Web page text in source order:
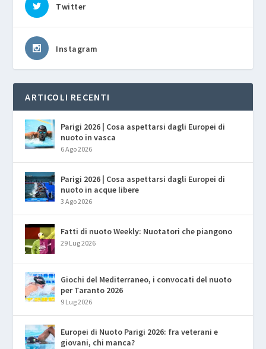
Twitter
Instagram
ARTICOLI RECENTI
Parigi 2026 | Cosa aspettarsi dagli Europei di
nuoto in vasca
6 Ago 2026
Parigi 2026 | Cosa aspettarsi dagli Europei di
nuoto in acque libere
3 Ago 2026
Fatti di nuoto Weekly: Nuotatori che piangono
29 Lug 2026
Giochi del Mediterraneo, i convocati del nuoto
per Taranto 2026
9 Lug 2026
Europei di Nuoto Parigi 2026: fra veterani e
giovani, chi manca?